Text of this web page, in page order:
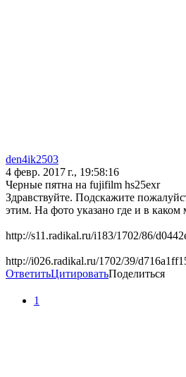
den4ik2503
4 февр. 2017 г., 19:58:16
Черные пятна на fujifilm hs25exr
Здравствуйте. Подскажите
этим. На фото указано где и в каком
http://s11.radikal.ru/i183/1702/86/
http://i026.radikal.ru/1702/39/
ОтветитьЦитироватьПоделиться
1